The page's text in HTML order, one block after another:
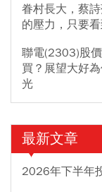
眷村長大，蔡
的壓力，只要
聯電(2303)股
買？展望大好
光
最新文章
2026年下半年